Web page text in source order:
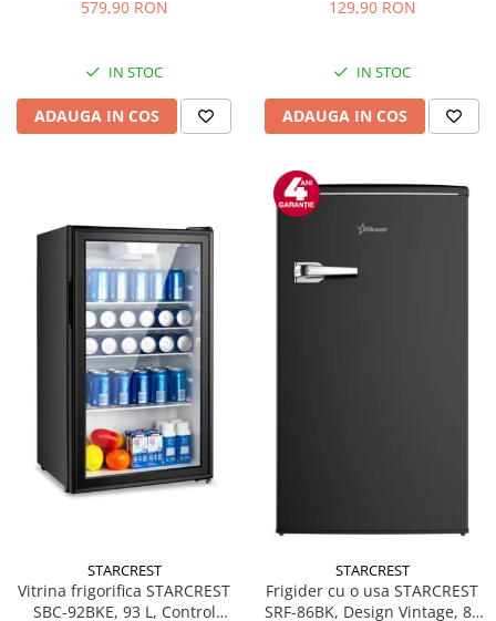
gheata, H 82 cm, Alb
579,90 RON
IN STOC
ADAUGA IN COS
129,90 RON
IN STOC
ADAUGA IN COS
STARCREST
Vitrina frigorifica STARCREST
SBC-92BKE, 93 L, Control
STARCREST
Frigider cu o usa STARCREST
SRF-86BK, Design Vintage, 85